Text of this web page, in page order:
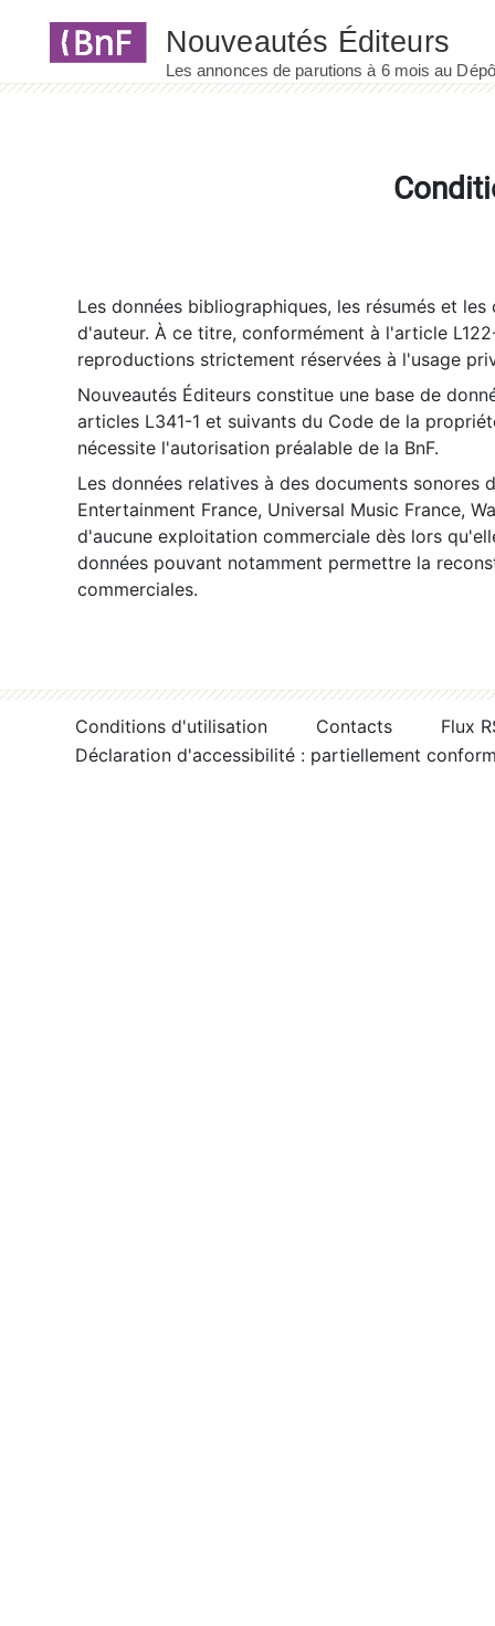
Les données bibliographiques, les résumés et
d'auteur. À ce titre, conformément à l'article
reproductions strictement réservées à l'usage
Nouveautés Éditeurs constitue une base de
articles L341-1 et suivants du Code de la
nécessite l'autorisation préalable de la BnF.
Les données relatives à des documents sonores
Entertainment France, Universal Music France,
d'aucune exploitation commerciale dès lors
données pouvant notamment permettre la
commerciales.
Conditions d'utilisation Contacts
Flux
Déclaration d'accessibilité : partiellement